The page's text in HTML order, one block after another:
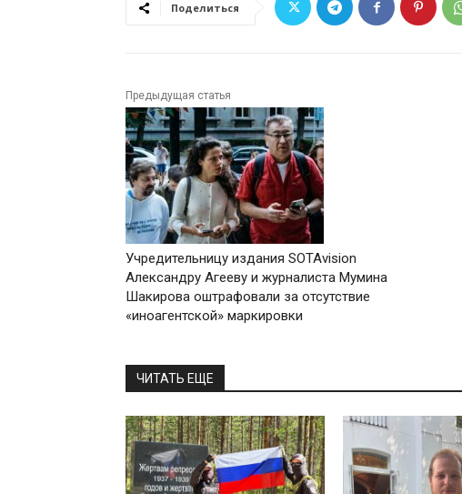
Поделиться
Предыдущая статья
Учредительницу издания SOTAvision
Александру Агееву и журналиста Мумина
Шакирова оштрафовали за отсутствие
«иноагентской» маркировки
ЧИТАТЬ ЕЩЕ